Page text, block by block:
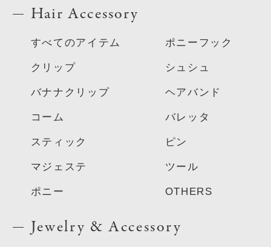
Hair Accessory
すべてのアイテム
クリップ
バナナクリップ
コーム
スティック
マジェステ
ポニー
ポニーフック
シュシュ
ヘアバンド
バレッタ
ピン
ツール
OTHERS
Jewelry & Accessory